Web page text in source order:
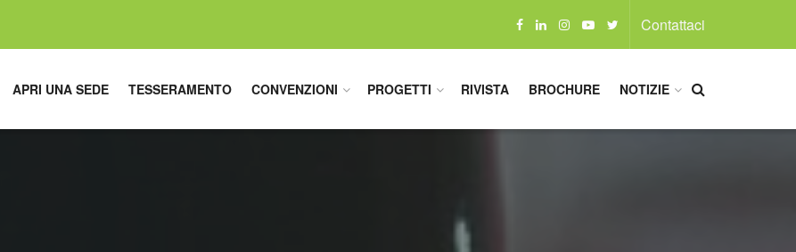
Contattaci
APRI UNA SEDE TESSERAMENTO CONVENZIONI PROGETTI RIVISTA BROCHURE NOTIZIE